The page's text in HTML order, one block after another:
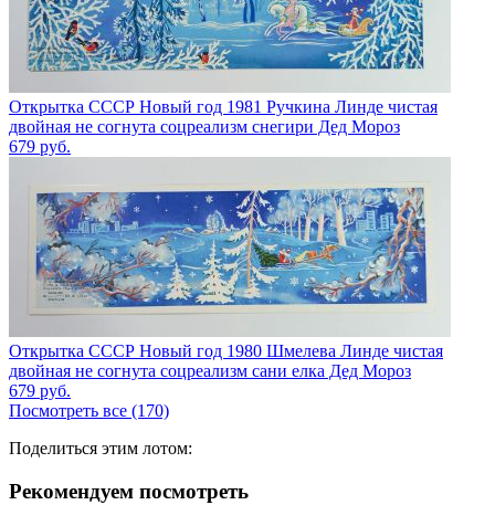
Открытка СССР Новый год 1981 Ручкина Линде чистая
двойная не согнута соцреализм снегири Дед Мороз
679 руб.
Открытка СССР Новый год 1980 Шмелева Линде чистая
двойная не согнута соцреализм сани елка Дед Мороз
679 руб.
Посмотреть все (170)
Поделиться этим лотом:
Рекомендуем посмотреть